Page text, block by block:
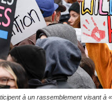
à un rassemblement visant à